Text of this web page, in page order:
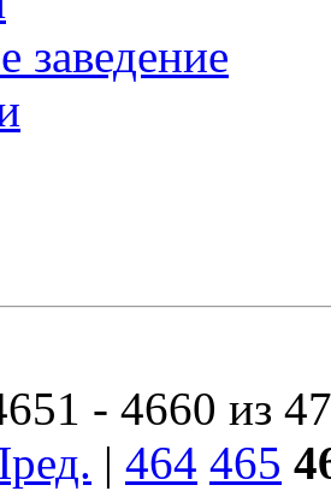
заведение
- 4660 из
| 464 465